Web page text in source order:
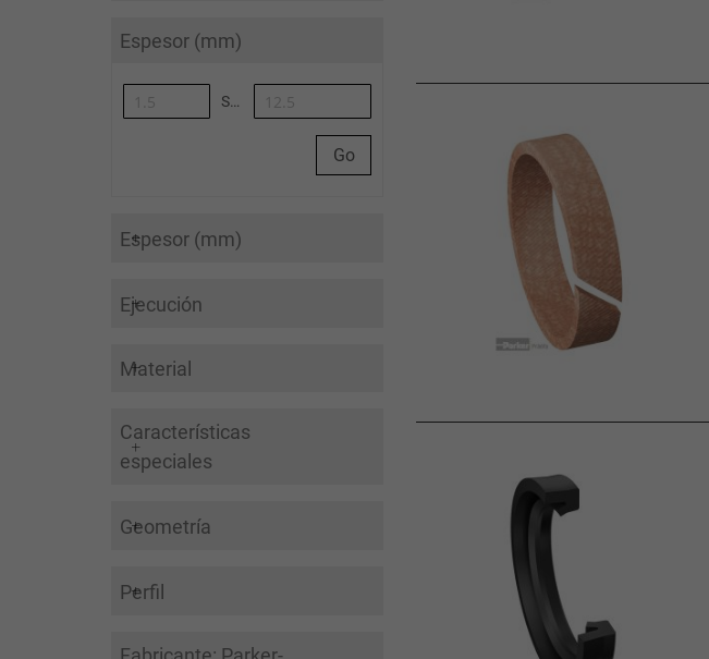
Espesor (mm)
Synoa_AlgoliaArticleList-to
Go
Espesor (mm)
Ejecución
Material
Características
especiales
Geometría
Perfil